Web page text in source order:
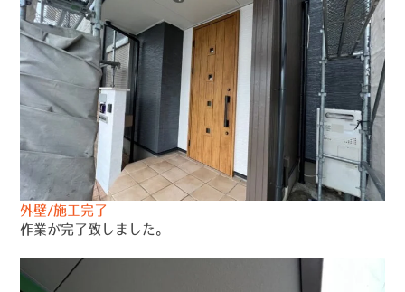
外壁/施工完了
作業が完了致しました。